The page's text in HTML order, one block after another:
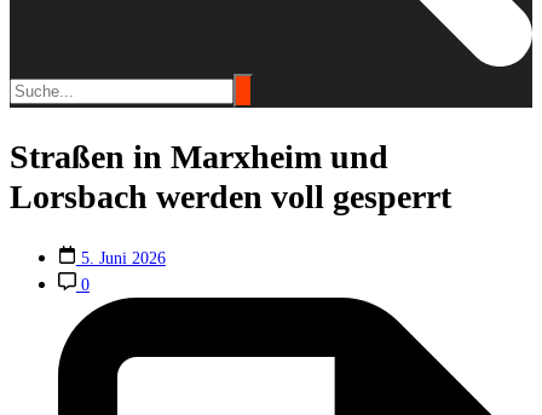
Straßen in Marxheim und
Lorsbach werden voll gesperrt
5. Juni 2026
0